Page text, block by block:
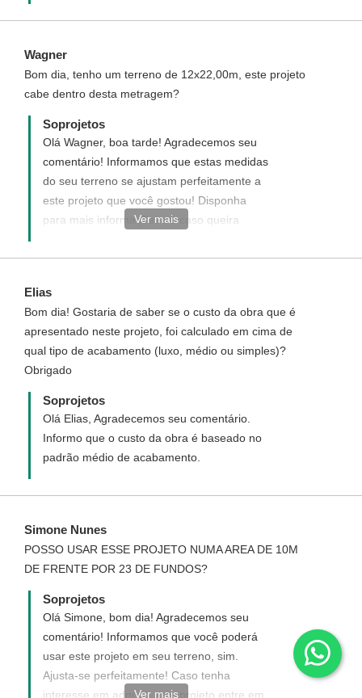
a topografia, necessidade de fundações
fatores, podemos aproximar o custo de
uma obra, baseado em tabelas de custos
unitários fornecidos pelos órgãos afins.
Opcionalmente nossos projetos
acompanham o Orçamento Quantitativo de
Material, que é a relação da quantidade de
materiais a serem gastos na construção
sem valores unitários, entregues em
arquivo .xls do Excel para maior
que adquira o orçamento quantitativo de
material para um valor exato dos custos
que terá para construir essa casa. O
Orçamento Quantitativo custa R$ 50,00 e
você pode adquirir na página do projeto
Projeto", na opção "Comprar Orçamento
Quantitativo".
Wagner
Bom dia, tenho um terreno de 12x22,00m, este projeto
cabe dentro desta metragem?
Soprojetos
Olá Wagner, boa tarde! Agradecemos seu
comentário! Informamos que estas medidas
do seu terreno se ajustam perfeitamente a
este projeto que você gostou! Disponha
para mais informações ou caso queira
Ver mais
Elias
Bom dia! Gostaria de saber se o custo da obra que é
apresentado neste projeto, foi calculado em cima de
qual tipo de acabamento (luxo, médio ou simples)?
Obrigado
Soprojetos
Olá Elias, Agradecemos seu comentário.
Informo que o custo da obra é baseado no
padrão médio de acabamento.
Simone Nunes
POSSO USAR ESSE PROJETO NUMA AREA DE 10M
DE FRENTE POR 23 DE FUNDOS?
Soprojetos
Olá Simone, bom dia! Agradecemos seu
comentário! Informamos que você poderá
usar este projeto em seu terreno, sim.
Ajusta-se perfeitamente! Caso tenha
interesse em adquirir este projeto entre em
Ver mais